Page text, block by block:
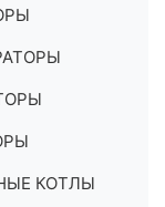
КОТЛЫ